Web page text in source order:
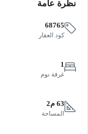
نظرة عامة
68765
كود العقار
1
غرفة نوم
63 م2
المساحة